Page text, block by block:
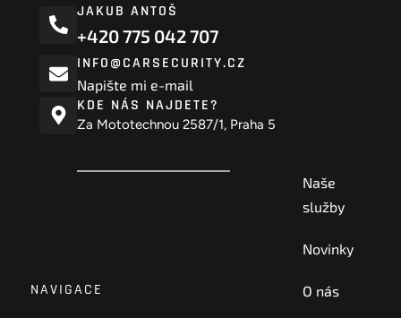
JAKUB ANTOŠ
+420 775 042 707
INFO@CARSECURITY.CZ
Napište mi e-mail
KDE NÁS NAJDETE?
Za Mototechnou 2587/1, Praha 5
NAVIGACE
Naše
služby
Novinky
O nás